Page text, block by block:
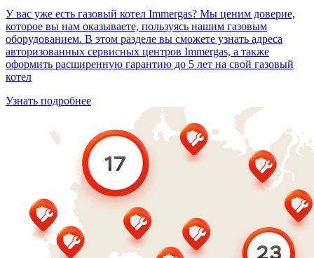
У вас уже есть газовый котел Immergas? Мы ценим доверие,
которое вы нам оказываете, пользуясь нашим газовым
оборудованием. В этом разделе вы сможете узнать адреса
авторизованных сервисных центров Immergas, а также
оформить расширенную гарантию до 5 лет на свой газовый
котел
Узнать подробнее